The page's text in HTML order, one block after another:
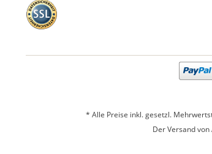
* Alle Preise inkl. gesetzl.
Der Versand